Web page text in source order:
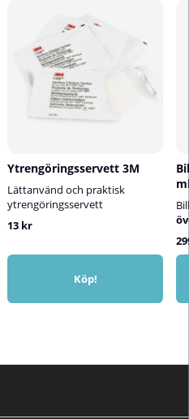
Ytrengöringsservett 3M
Lättanvänd och praktisk
ytrengöringsservett
13 kr
Köp!